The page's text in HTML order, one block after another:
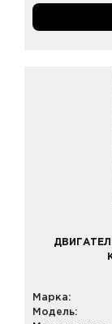
Марка:
Модель: